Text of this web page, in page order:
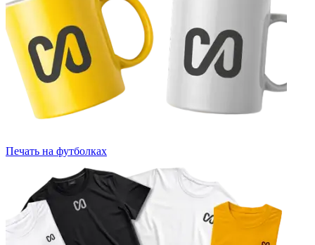
Печать на футболках